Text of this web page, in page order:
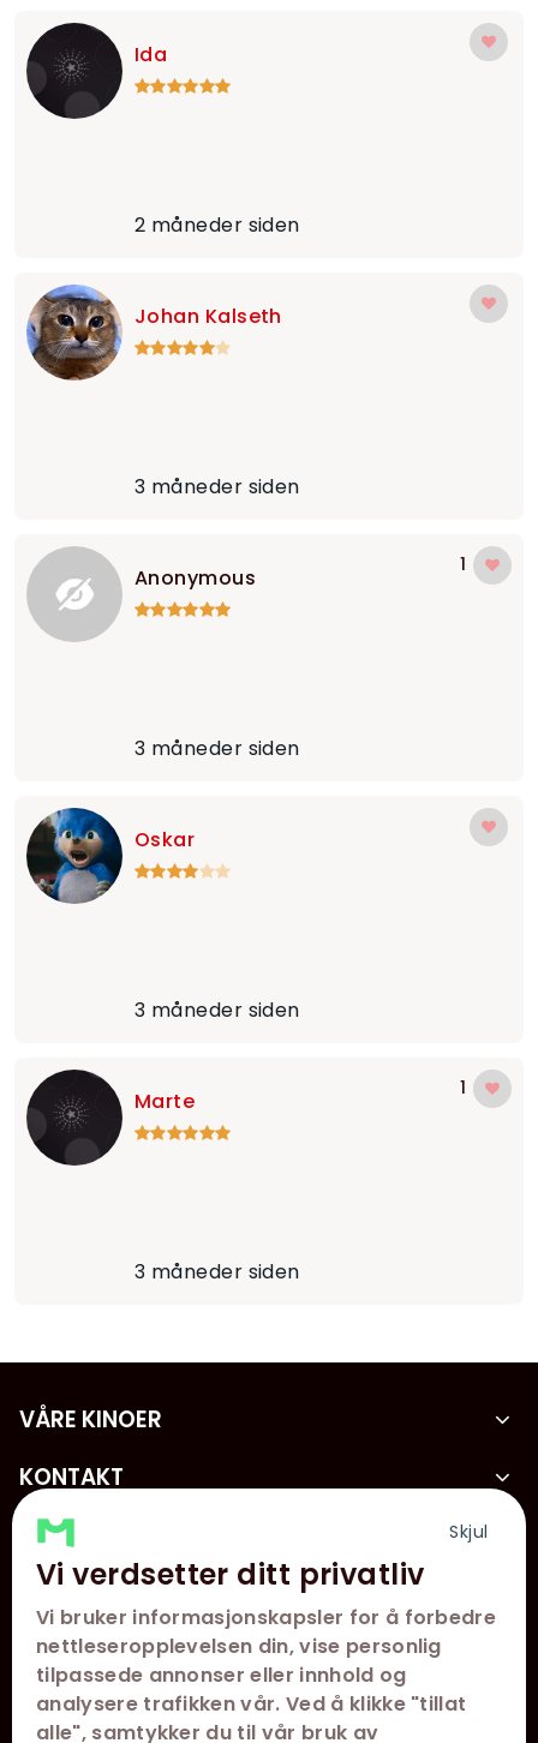
Skjul
Vi verdsetter ditt privatliv
Vi bruker informasjonskapsler for å forbedre
nettleseropplevelsen din, vise personlig
tilpassede annonser eller innhold og
analysere trafikken vår. Ved å klikke "tillat
alle", samtykker du til vår bruk av
Ida
2 måneder siden
Johan Kalseth
3 måneder siden
Anonymous
3 måneder siden
1
Oskar
3 måneder siden
Marte
3 måneder siden
1
VÅRE KINOER
KONTAKT
KUNDESERVICE